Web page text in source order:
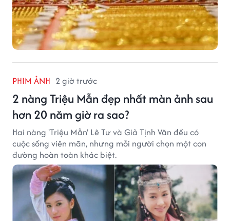
PHIM ẢNH 2 giờ trước
2 nàng Triệu Mẫn đẹp nhất màn ảnh sau
hơn 20 năm giờ ra sao?
Hai nàng 'Triệu Mẫn' Lê Tư và Giả Tịnh Văn đều có
cuộc sống viên mãn, nhưng mỗi người chọn một con
đường hoàn toàn khác biệt.